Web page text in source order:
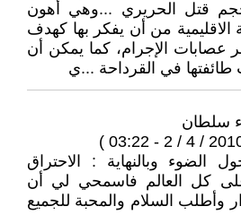
قتل الحريري ...وهي أهون
الاقليمية من أن يفكر بها كهدف
عصابات الإجرام، كما يمكن أن
طائفتها في القرداحة ...ي
الضوء وبالنهاية : الاحتراق
كل العالم فاسمحي لي أن
وأطلب السلام والمحبة للجميع